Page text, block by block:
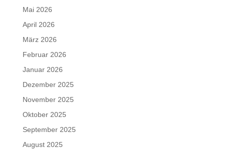
Mai 2026
April 2026
März 2026
Februar 2026
Januar 2026
Dezember 2025
November 2025
Oktober 2025
September 2025
August 2025